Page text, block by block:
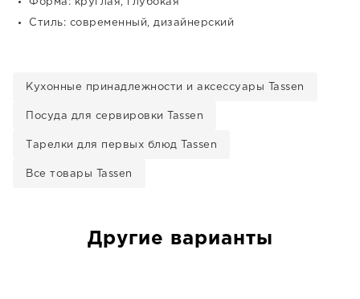
Форма: круглая, глубокая
Стиль: современный, дизайнерский
Кухонные принадлежности и аксессуары Tassen
Посуда для сервировки Tassen
Тарелки для первых блюд Tassen
Все товары Tassen
Другие варианты